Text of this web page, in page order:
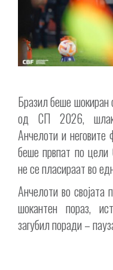
Бразил беше
од СП 2026,
Анчелоти и
беше првпат по цели
не се пласираат во
Анчелоти во својата
шокантен пораз,
загубил поради –